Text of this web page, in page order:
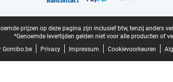
prijzen op deze pagina zijn inclusief btw, tenzij anders
*Genoemde levertijden gelden niet voor alle producten of
Gomibo.be
Privacy Impressum Cookievoorkeuren